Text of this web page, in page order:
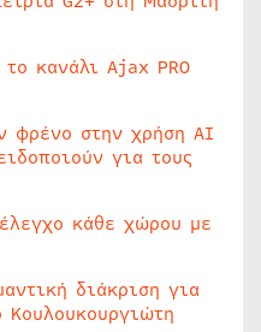
κανάλι Ajax PRO
φρένο στην χρήση AI
για τους
κάθε χώρου με
διάκριση για